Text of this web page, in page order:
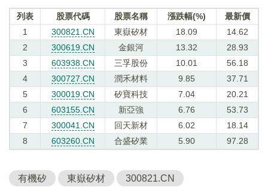
列表 股票代碼 股票名稱 漲跌幅(%)
最新價
1
300821.CN 東嶽矽材 18.09
14.62
2
300619.CN 金銀河 13.32
28.93
3
603938.CN 三孚股份 10.01
56.18
4
300727.CN 潤禾材料 9.85
37.71
5
300019.CN 矽寶科技 7.04
20.21
6
603155.CN 新亞強 6.76
53.73
7
300041.CN 回天新材 6.02
18.14
8
603260.CN 合盛矽業 5.90 97.28
有機矽 東嶽矽材 300821.CN